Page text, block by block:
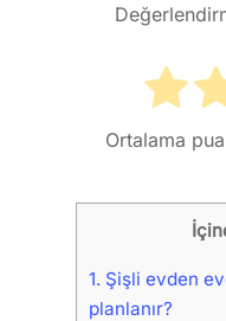
Ortalama
1. Şişli evden
planlanır?